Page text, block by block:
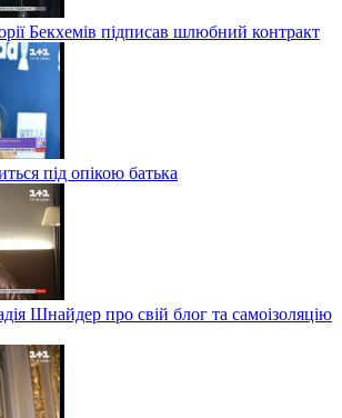
Бекхемів підписав шлюбний контракт
під опікою батька
Шнайдер про свій блог та самоізоляцію